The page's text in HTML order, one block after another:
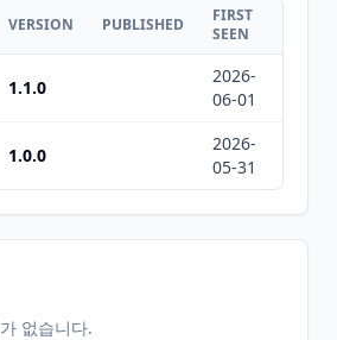
VERSION PUBLISHED
FIRST
SEEN
1.1.0
2026-
06-01
1.0.0
2026-
05-31
없습니다.